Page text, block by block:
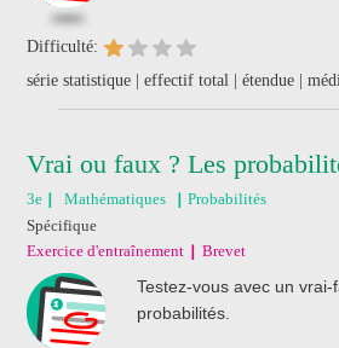
Difficulté:
série statistique | effectif total | étendue |
Vrai ou faux ? Les
3e Mathématiques
Probabilités
Spécifique
Exercice d'entraînement
Brevet
Testez-vous avec un vrai-
probabilités.